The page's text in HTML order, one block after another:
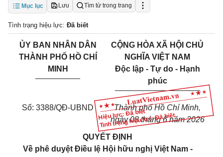
Mục lục Lưu Tìm từ trong trang
Tình trạng hiệu lực: Đã biết
Hiệu lực: Đã biết
Tình trạng hiệu lực: Đã biết
ỦY BAN NHÂN DÂN
THÀNH PHỐ HỒ CHÍ
MINH
CỘNG HÒA XÃ HỘI CHỦ
NGHĨA VIỆT NAM
Độc lập - Tự do - Hạnh
phúc
___________________
Số: 3388/QĐ-UBND
Thành phố Hồ Chí Minh,
ngày 08tháng 6 năm 2026
QUYẾT ĐỊNH
Về phê duyệt Điều lệ Hội hữu nghị Việt Nam -